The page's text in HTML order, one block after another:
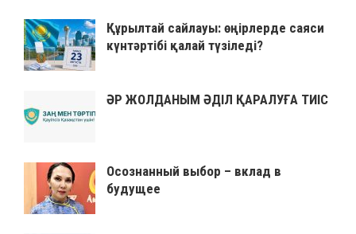
Құрылтай сайлауы: өңірлерде саяси
күнтәртібі қалай түзіледі?
ӘР ЖОЛДАНЫМ ӘДІЛ ҚАРАЛУҒА ТИІС
Осознанный выбор – вклад в
будущее